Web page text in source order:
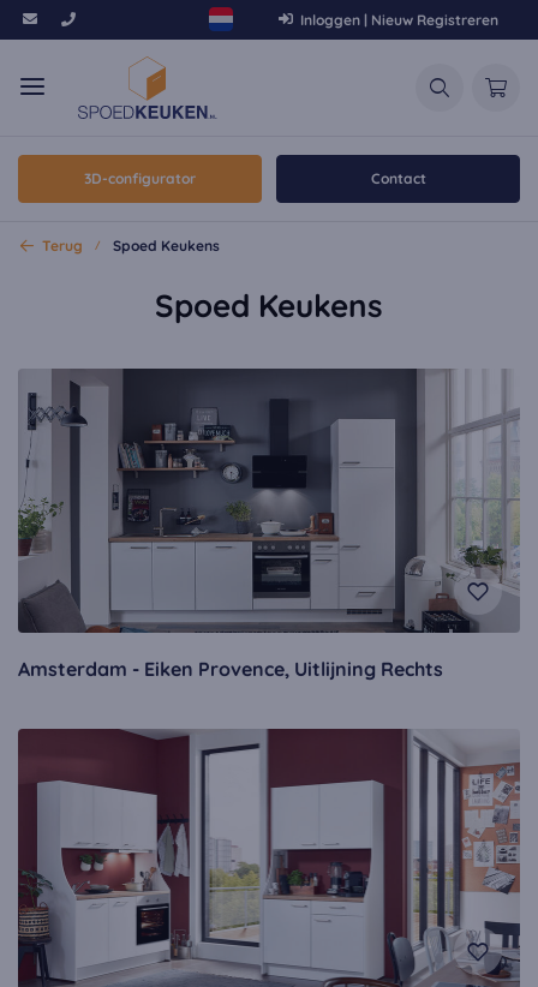
Inloggen | Nieuw Registreren
3D-configurator Contact
Terug Spoed Keukens
Spoed Keukens
Amsterdam - Eiken Provence, Uitlijning Rechts